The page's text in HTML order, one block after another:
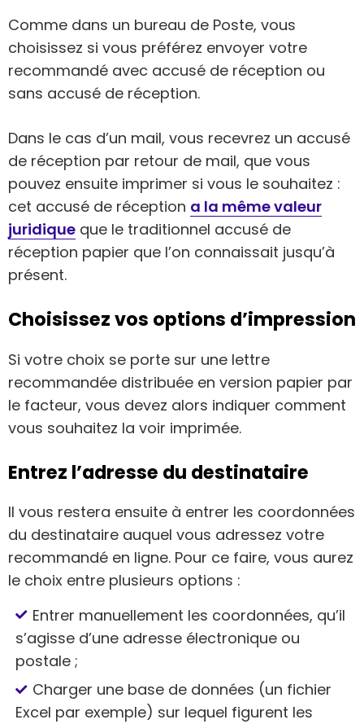
Comme dans un bureau de Poste, vous
choisissez si vous préférez envoyer votre
recommandé avec accusé de réception ou
sans accusé de réception.
Dans le cas d’un mail, vous recevrez un accusé
de réception par retour de mail, que vous
pouvez ensuite imprimer si vous le souhaitez :
cet accusé de réception a la même valeur
juridique que le traditionnel accusé de
réception papier que l’on connaissait jusqu’à
présent.
Choisissez vos options d’impression
Si votre choix se porte sur une lettre
recommandée distribuée en version papier par
le facteur, vous devez alors indiquer comment
vous souhaitez la voir imprimée.
Entrez l’adresse du destinataire
Il vous restera ensuite à entrer les coordonnées
du destinataire auquel vous adressez votre
recommandé en ligne. Pour ce faire, vous aurez
le choix entre plusieurs options :
Entrer manuellement les coordonnées, qu’il
s’agisse d’une adresse électronique ou
postale ;
Charger une base de données (un fichier
Excel par exemple) sur lequel figurent les